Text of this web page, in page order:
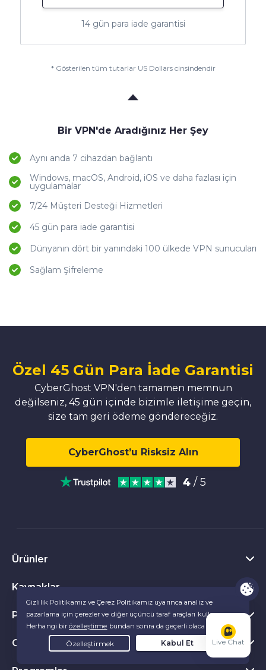
14 gün para iade garantisi
* Gösterilen tüm tutarlar US Dollars cinsindendir
Bir VPN'de Aradığınız Her Şey
Aynı anda 7 cihazdan bağlantı
Windows, macOS, Android, iOS ve daha fazlası için
uygulamalar
7/24 Müşteri Desteği Hizmetleri
45 gün para iade garantisi
Dünyanın dört bir yanındaki 100 ülkede VPN sunucuları
Sağlam Şifreleme
Özel 45 Gün Para İade Garantisi
CyberGhost VPN'den tamamen memnun
değilseniz, 45 gün içinde bizimle iletişime geçin,
size tam geri ödeme göndereceğiz.
CyberGhost’u Risksiz Alın
4 / 5
Ürünler
Windows için VPN
Chrome VPN eklentisi
Mac için VPN
Android için VPN
Kaynaklar
VPN Nedir?
Gizlilik Merkezi
Popüler
Tüm değerlendirmeleri gör
VPN Ücretsiz Deneme
CyberGhost Hakkında Live Chat